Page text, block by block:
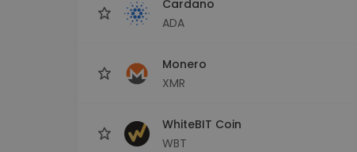
Cardano
ADA
Monero
XMR
WhiteBIT Coin
WBT